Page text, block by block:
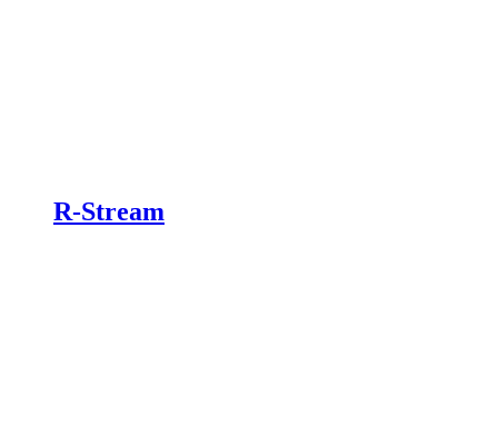
R-Stream